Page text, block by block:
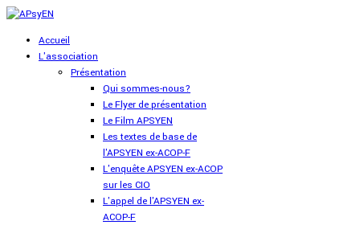
Accueil
L'association
Présentation
Qui sommes-nous?
Le Flyer de présentation
Le Film APSYEN
Les textes de base de
l'APSYEN ex-ACOP-F
L'enquête APSYEN ex-ACOP
sur les CIO
L'appel de l'APSYEN ex-
ACOP-F